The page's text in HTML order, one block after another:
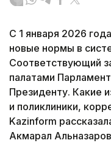
С 1 января 2026
новые нормы в
Соответствующий
палатами
Президенту. Какие
и поликлиники,
Kazinform
Акмарал